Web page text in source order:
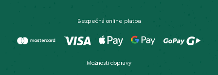
Bezpečná online platba
Možnosti dopravy